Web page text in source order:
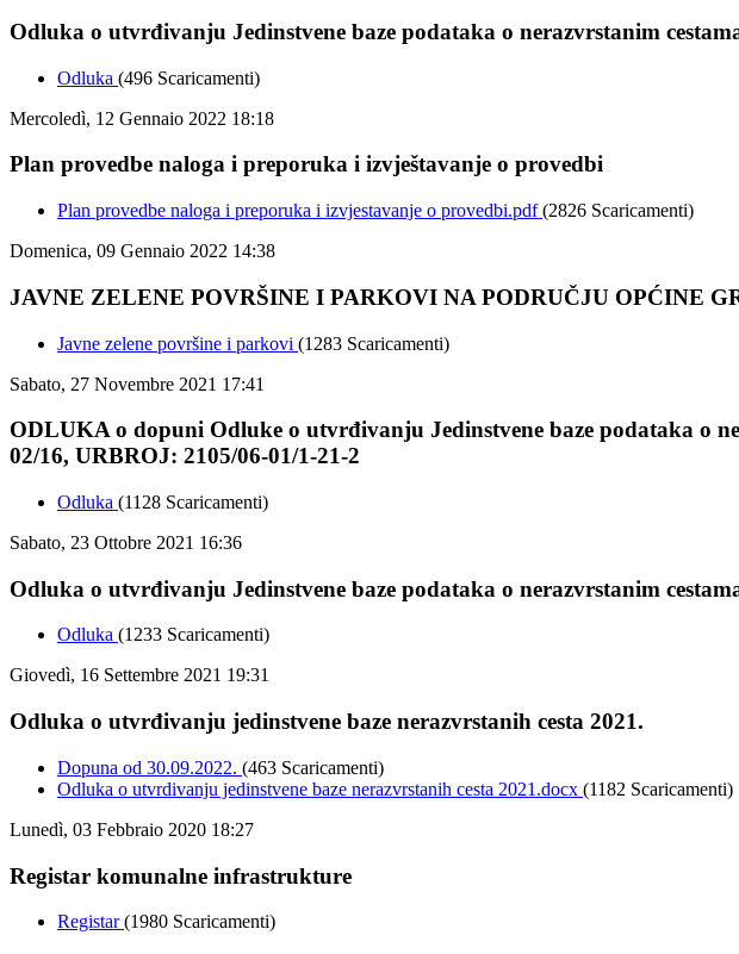
Odluka o utvrđivanju Jedinstvene baze podataka o nerazvrstanim
Odluka (496 Scaricamenti)
Mercoledì, 12 Gennaio 2022 18:18
Plan provedbe naloga i preporuka i izvještavanje o provedbi
Plan provedbe naloga i preporuka i izvjestavanje o provedbi.pdf(2826 Scaricamenti)
Domenica, 09 Gennaio 2022 14:38
JAVNE ZELENE POVRŠINE I PARKOVI NA PODRUČJU OPĆINE
Javne zelene površine i parkovi (1283 Scaricamenti)
Sabato, 27 Novembre 2021 17:41
ODLUKA o dopuni Odluke o utvrđivanju Jedinstvene baze podataka o
02/16, URBROJ: 2105/06-01/1-21-2
Odluka (1128 Scaricamenti)
Sabato, 23 Ottobre 2021 16:36
Odluka o utvrđivanju Jedinstvene baze podataka o nerazvrstanim
Odluka (1233 Scaricamenti)
Giovedì, 16 Settembre 2021 19:31
Odluka o utvrđivanju jedinstvene baze nerazvrstanih cesta 2021.
Dopuna od 30.09.2022. (463 Scaricamenti)
Odluka o utvrdivanju jedinstvene baze nerazvrstanih cesta 2021.docx (1182 Scaricamenti)
Lunedì, 03 Febbraio 2020 18:27
Registar komunalne infrastrukture
Registar(1980 Scaricamenti)